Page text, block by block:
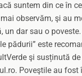
suntem din ce în ce
observăm, şi au
un dar sau o poveste.
pădurii” este
şi susținută de
Poveştile au fost